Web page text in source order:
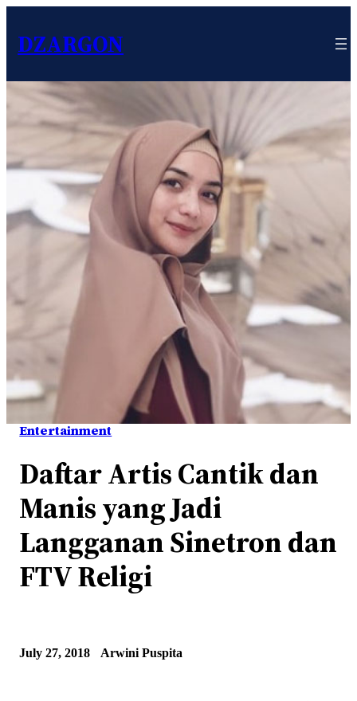
DZARGON
Entertainment
Daftar Artis Cantik dan
Manis yang Jadi
Langganan Sinetron dan
FTV Religi
July 27, 2018 Arwini Puspita